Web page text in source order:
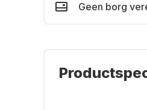
Geen borg